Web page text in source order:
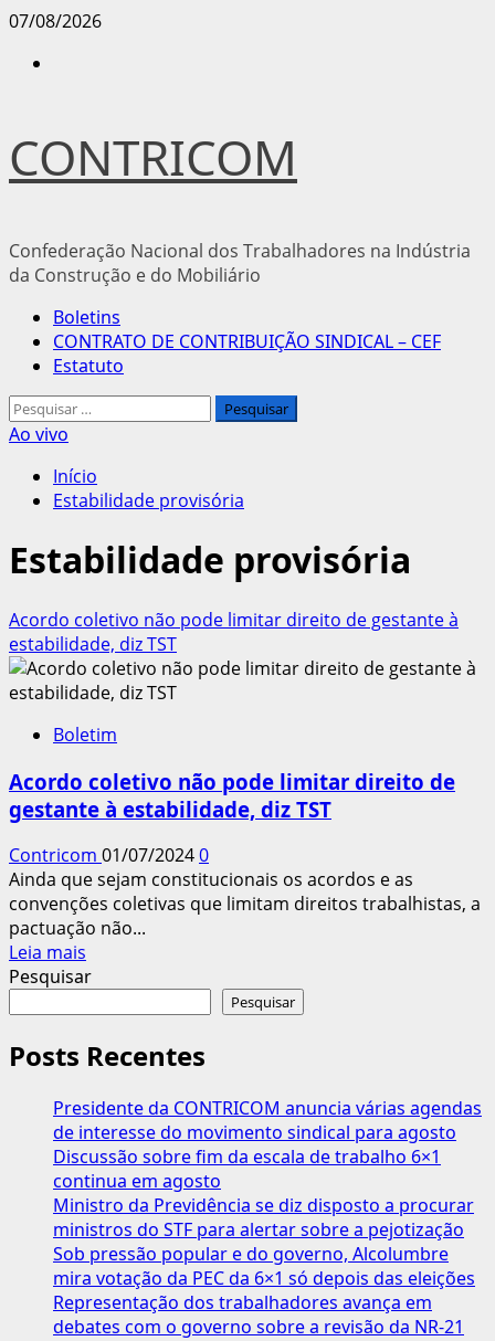
Avançar
07/08/2026
CONTRICOM
Confederação Nacional dos Trabalhadores na Indústria
da Construção e do Mobiliário
Menu
principal
Boletins
CONTRATO DE CONTRIBUIÇÃO SINDICAL – CEF
Estatuto
Pesquisar
por:
Ao vivo
Início
Estabilidade provisória
Estabilidade provisória
Acordo coletivo não pode limitar direito de gestante à
estabilidade, diz TST
Boletim
Acordo coletivo não pode limitar direito de
gestante à estabilidade, diz TST
Contricom 01/07/20240
Ainda que sejam constitucionais os acordos e as
convenções coletivas que limitam direitos trabalhistas, a
pactuação não...
Leia mais
mais
coletivo
não
pode
limitar
direito
de
gestante
à
estabilidade,
diz
TST
Pesquisar
Pesquisar
Posts Recentes
Presidente da CONTRICOM anuncia várias agendas
de interesse do movimento sindical para agosto
Discussão sobre fim da escala de trabalho 6×1
continua em agosto
Ministro da Previdência se diz disposto a procurar
ministros do STF para alertar sobre a pejotização
Sob pressão popular e do governo, Alcolumbre
mira votação da PEC da 6×1 só depois das eleições
Representação dos trabalhadores avança em
debates com o governo sobre a revisão da NR-21